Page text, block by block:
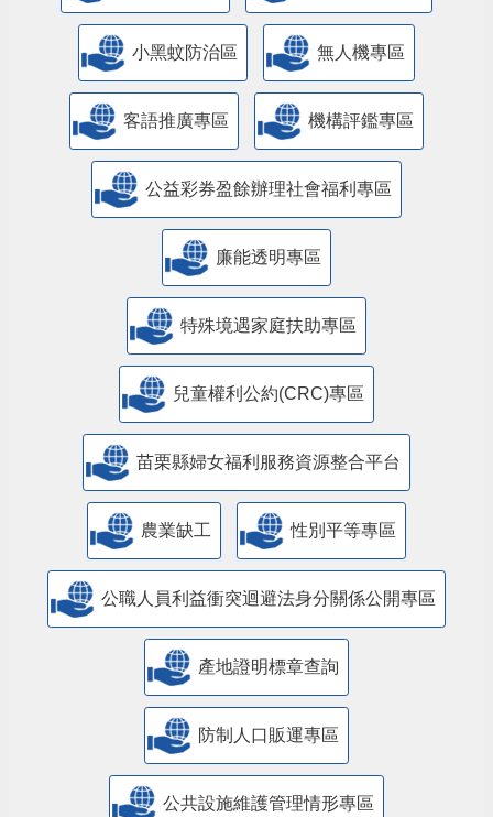
小黑蚊防治區 無人機專區
客語推廣專區 機構評鑑專區
公益彩券盈餘辦理社會福利專區
廉能透明專區
特殊境遇家庭扶助專區
兒童權利公約(CRC)專區
苗栗縣婦女福利服務資源整合平台
農業缺工 性別平等專區
公職人員利益衝突迴避法身分關係公開專區
產地證明標章查詢
防制人口販運專區
​公共設施維護管理情形專區